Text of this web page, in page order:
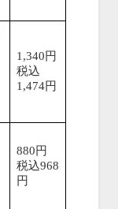
1,340円
税込
1,474円
880円
税込968
円